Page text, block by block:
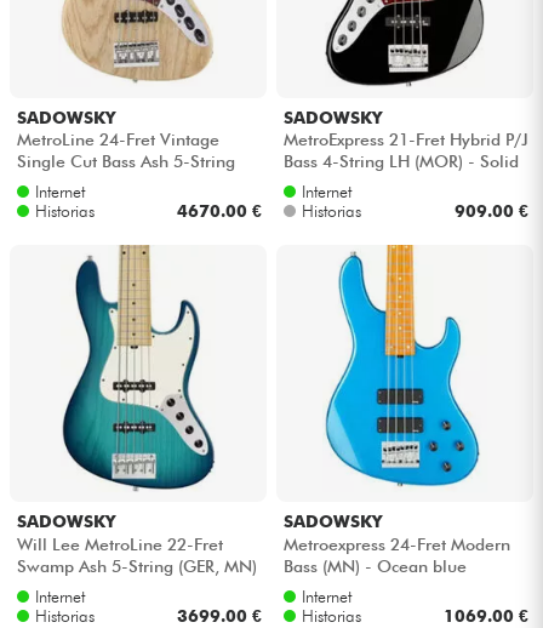
SADOWSKY
MetroLine 24-Fret Vintage
Single Cut Bass Ash 5-String
(Germany, MN) - Natural trans.
s...
Internet
Historias
4670.00 €
SADOWSKY
MetroExpress 21-Fret Hybrid P/J
Bass 4-String LH (MOR) - Solid
blackInternet
Historias
909.00 €
SADOWSKY
Will Lee MetroLine 22-Fret
Swamp Ash 5-String (GER, MN)
- Bora blue burst transparent
s...
Internet
Historias
3699.00 €
SADOWSKY
Metroexpress 24-Fret Modern
Bass (MN) - Ocean blue
metallic
Internet
Historias
1069.00 €